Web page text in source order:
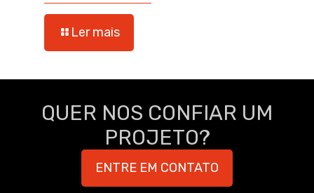
Ler mais
QUER NOS CONFIAR UM
PROJETO?
ENTRE EM CONTATO